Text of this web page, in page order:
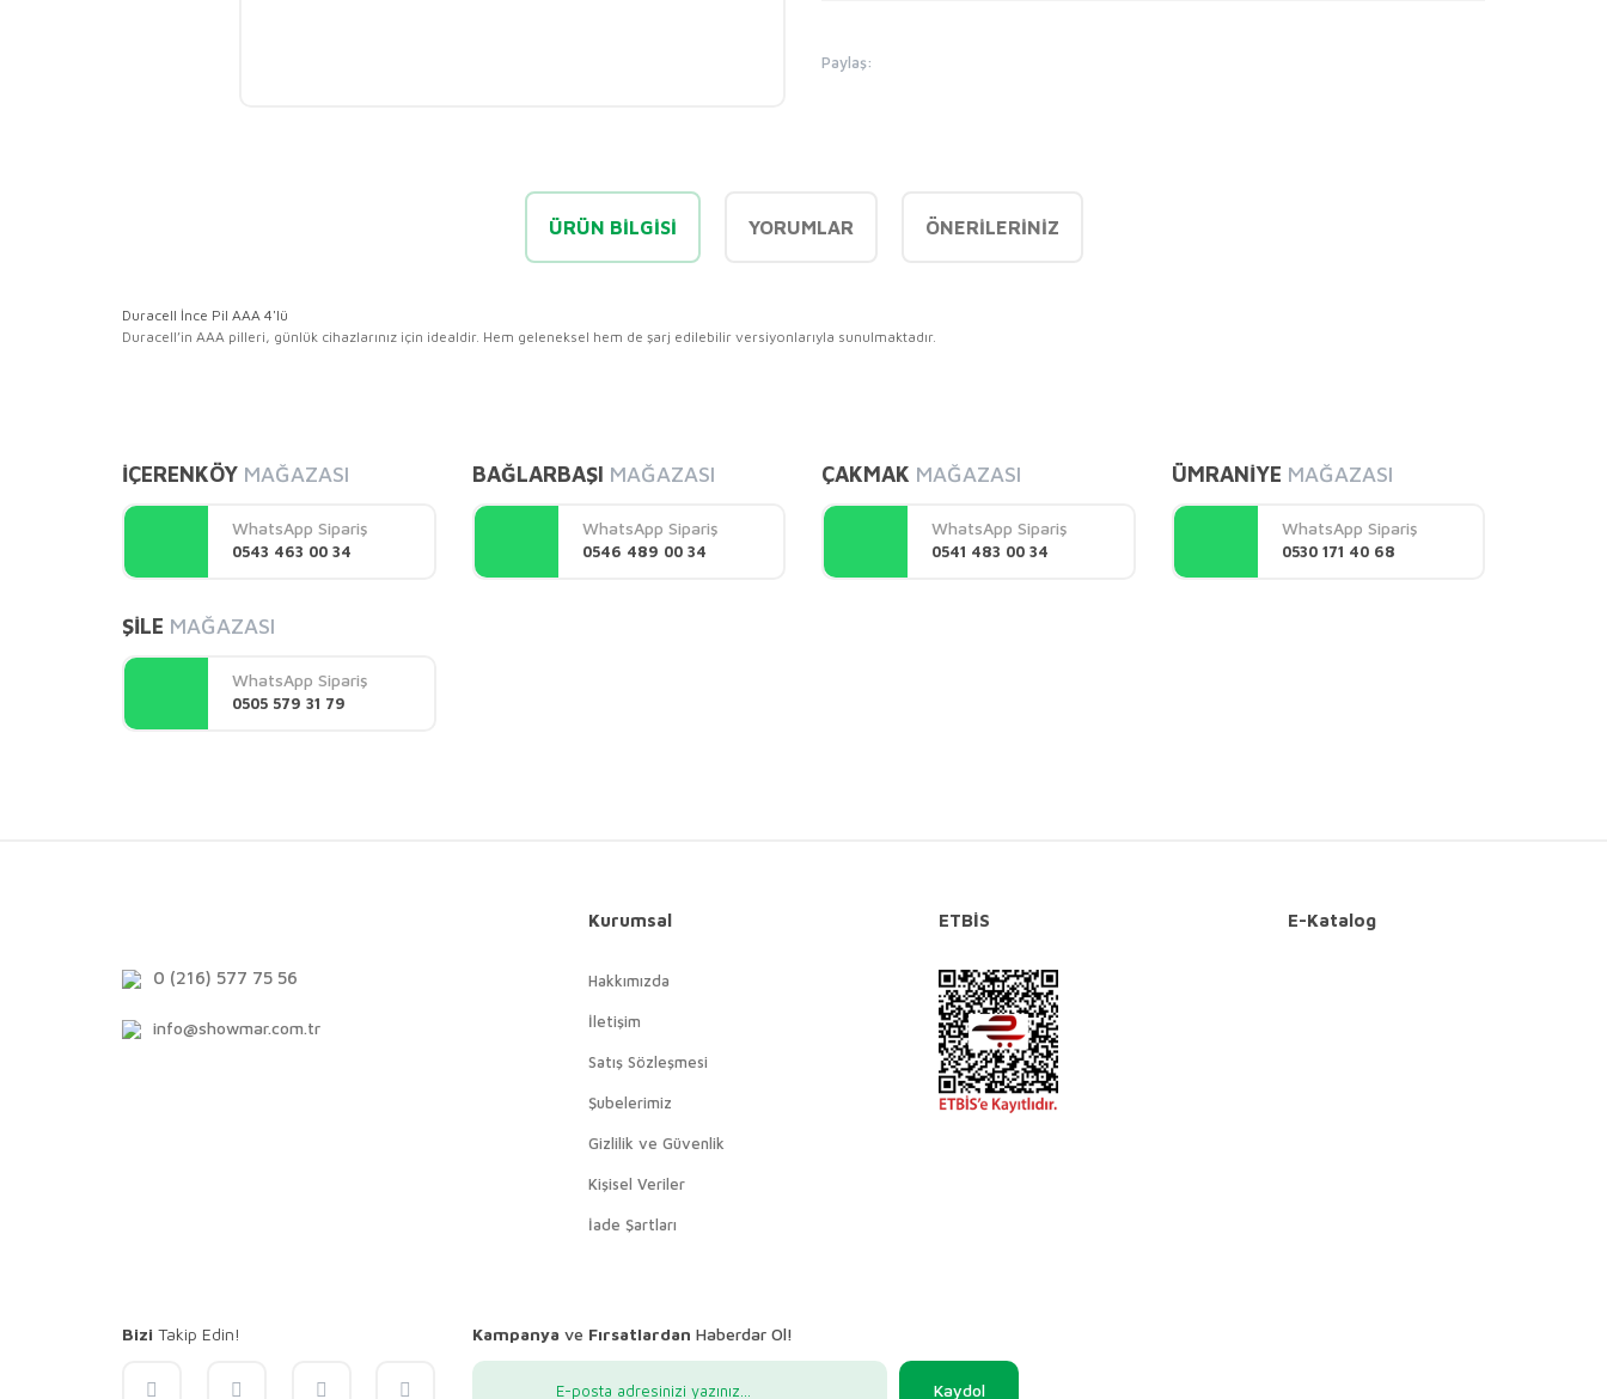
Paylaş:
ÜRÜN BILGISI YORUMLAR ÖNERILERINIZ
Duracell İnce Pil AAA 4'lü
Duracell’in AAA pilleri, günlük cihazlarınız için idealdir. Hem geleneksel hem de şarj edilebilir versiyonlarıyla sunulmaktadır.
Yorum Yaz
Ürün resmi kalitesiz, bozuk veya görüntülenemiyor.
Ürün açıklamasında eksik bilgiler bulunuyor.
Ürün bilgilerinde hatalar bulunuyor.
Ürün fiyatı diğer sitelerden daha pahalı.
Bu ürüne benzer farklı alternatifler olmalı.
İÇERENKÖY MAĞAZASI
WhatsApp Sipariş
0543 463 00 34
BAĞLARBAŞI MAĞAZASI
WhatsApp Sipariş
0546 489 00 34
ÇAKMAK MAĞAZASI
WhatsApp Sipariş
0541 483 00 34
ÜMRANİYE MAĞAZASI
WhatsApp Sipariş
0530 171 40 68
ŞİLE MAĞAZASI
WhatsApp Sipariş
0505 579 31 79
0 (216) 577 75 56
info@showmar.com.tr
Kurumsal
Hakkımızda
İletişim
Satış Sözleşmesi
Şubelerimiz
Gizlilik ve Güvenlik
Kişisel Veriler
İade Şartları
ETBİS E-Katalog
Bizi Takip Edin! Kampanya ve Fırsatlardan Haberdar Ol!
Kaydol